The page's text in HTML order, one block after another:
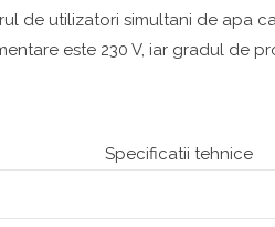
de utilizatori simultani de apa
este 230 V, iar gradul de
Specificatii tehnice